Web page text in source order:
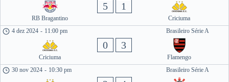
RB Bragantino
5 1
Criciuma
Brasileiro Série A
4 dez 2024 - 11:00 pm
Criciuma
0 3
Flamengo
Brasileiro Série A
30 nov 2024 - 10:30 pm